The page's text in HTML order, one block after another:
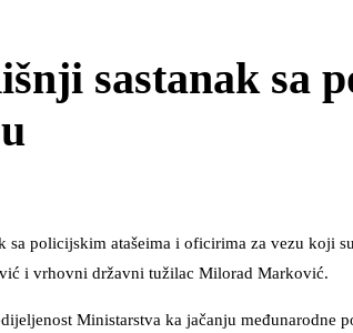
sastanak sa
sa policijskim atašeima i oficirima za vezu koji
i vrhovni državni tužilac Milorad Marković.
Ministarstva ka jačanju međunarodne